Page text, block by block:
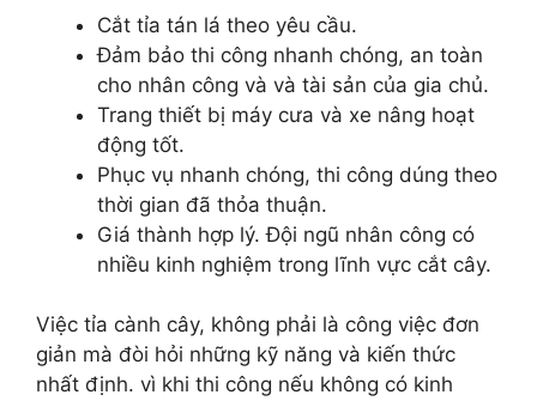
Cắt tỉa tán lá theo yêu cầu.
Đảm bảo thi công nhanh chóng, an toàn
cho nhân công và và tài sản của gia chủ.
Trang thiết bị máy cưa và xe nâng hoạt
động tốt.
Phục vụ nhanh chóng, thi công dúng theo
thời gian đã thỏa thuận.
Giá thành hợp lý. Đội ngũ nhân công có
nhiều kinh nghiệm trong lĩnh vực cắt cây.
Việc tỉa cành cây, không phải là công việc đơn
giản mà đòi hỏi những kỹ năng và kiến thức
nhất định. vì khi thi công nếu không có kinh